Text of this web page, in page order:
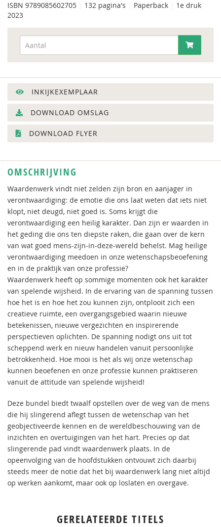
ISBN 9789085602705 132 pagina's Paperback
1e druk
2023
INKIJKEXEMPLAAR
DOWNLOAD OMSLAG
DOWNLOAD FLYER
OMSCHRIJVING
Waardenwerk vindt niet zelden zijn bron en aanjager in
verontwaardiging: de emotie die ons laat weten dat iets niet
klopt, niet deugd, niet goed is. Soms krijgt die
verontwaardiging een heilig karakter. Dan zijn er waarden in
het geding die ons ten diepste raken, die gaan over de kern
van wat goed mens-zijn-in-deze-wereld behelst. Mag heilige
verontwaardiging meedoen in onze wetenschapsbeoefening
en in de praktijk van onze professie?
Waardenwerk heeft op sommige momenten ook het karakter
van spelende wijsheid. In de ervaring van de spanning tussen
hoe het is en hoe het zou kunnen zijn, ontplooit zich een
creatieve ruimte, een overgangsgebied waarin nieuwe
betekenissen, nieuwe vergezichten en inspirerende
perspectieven oplichten. De spanning nodigt ons uit tot
scheppend werk en nieuw handelen vanuit persoonlijke
betrokkenheid. Hoe mooi is het als wij onze wetenschap
kunnen beoefenen en onze professie kunnen praktiseren
vanuit de attitude van spelende wijsheid!
Deze bundel biedt twaalf opstellen over de weg van de mens
die hij slingerend aflegt tussen de wetenschap van het
geobjectiveerde kennen en de wereldbeschouwing van de
inzichten en overtuigingen van het hart. Precies op dat
slingerende pad vindt waardenwerk plaats. In de
opeenvolging van de hoofdstukken ontvouwt zich daarbij
steeds meer de notie dat het bij waardenwerk lang niet altijd
op werken aankomt, maar ook op loslaten en overgave.
GERELATEERDE TITELS